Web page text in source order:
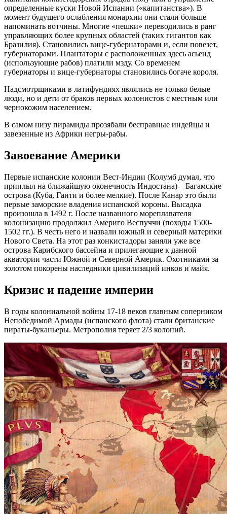
определенные куски Новой Испании («капитанства»). В
момент будущего ослабления монархии они стали больше
напоминать вотчины. Многие «пешки» переводились в ранг
управляющих более крупных областей (таких гигантов как
Бразилия). Становились вице-губернаторами и, если повезет,
губернаторами. Плантаторы с расположенных здесь асьенд
(использующие рабов) платили мзду. Со временем
губернаторы и вице-губернаторы становились богаче короля.
Надсмотрщиками в латифундиях являлись не только белые
люди, но и дети от браков первых колонистов с местным или
чернокожим населением.
В самом низу пирамиды прозябали бесправные индейцы и
завезенные из Африки негры-рабы.
Завоевание Америки
Первые испанские колонии Вест-Индии (Колумб думал, что
приплыл на ближайшую оконечность Индостана) – Багамские
острова (Куба, Гаити и более мелкие). После Канар это были
первые заморские владения испанской короны. Высадка
произошла в 1492 г. После названного мореплавателя
колонизацию продолжил Америго Веспуччи (походы 1500-
1502 гг.). В честь него и назвали южный и северный материки
Нового Света. На этот раз конкистадоры заняли уже все
острова Карибского бассейна и прилегающие к данной
акватории части Южной и Северной Америк. Охотниками за
золотом покорены наследники цивилизаций инков и майя.
Кризис и падение империи
В годы колониальной войны 17-18 веков главным соперником
Непобедимой Армады (испанского флота) стали британские
пираты-буканьеры. Метрополия теряет 2/3 колоний.